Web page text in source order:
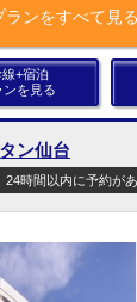
ランをすべて見る
+宿泊
ンを見る
ン仙台
24時間以内に予約が